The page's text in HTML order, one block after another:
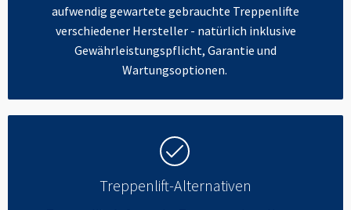
aufwendig gewartete gebrauchte Treppenlifte
verschiedener Hersteller - natürlich inklusive
Gewährleistungspflicht, Garantie und
Wartungsoptionen.
Treppenlift-Alternativen